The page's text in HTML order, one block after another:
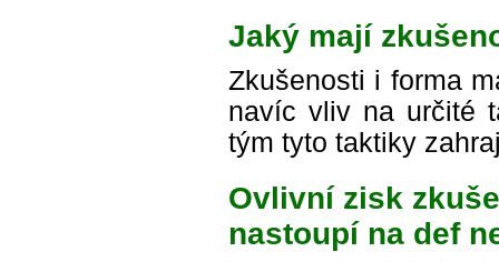
Jaký mají
Zkušenosti i forma
navíc vliv na určité
tým tyto taktiky
Ovlivní zisk
nastoupí na def